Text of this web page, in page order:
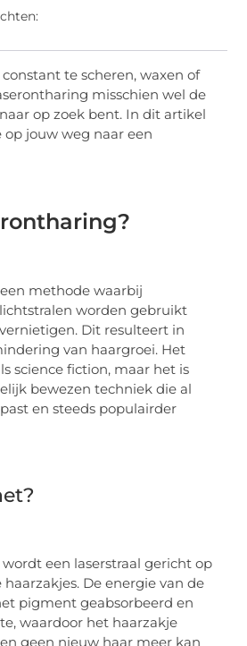
te scheren, waxen of
misschien wel de
op zoek bent. In dit artikel
jouw weg naar een
methode waarbij
worden gebruikt
Dit resulteert in
van haargroei. Het
science fiction, maar het is
bewezen techniek die al
en steeds populairder
een laserstraal gericht op
De energie van de
pigment geabsorbeerd en
waardoor het haarzakje
geen nieuw haar meer kan